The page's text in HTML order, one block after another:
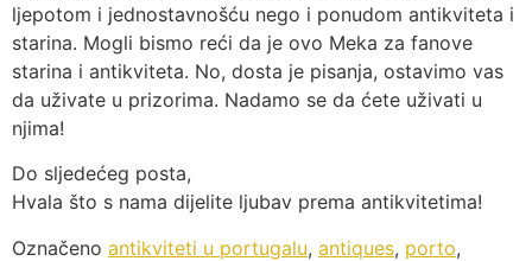
ljepotom i jednostavnošću nego i ponudom antikviteta i
starina. Mogli bismo reći da je ovo Meka za fanove
starina i antikviteta. No, dosta je pisanja, ostavimo vas
da uživate u prizorima. Nadamo se da ćete uživati u
njima!
Do sljedećeg posta,
Hvala što s nama dijelite ljubav prema antikvitetima!
Označeno antikviteti u portugalu, antiques, porto,